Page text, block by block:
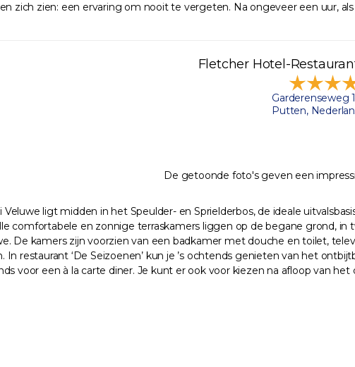
zich zien: een ervaring om nooit te vergeten. Na ongeveer een uur,
Fletcher Hotel-
Garderenseweg
Putten,
De getoonde foto's geven een
ligt midden in het Speulder- en Sprielderbos, de ideale
comfortabele en zonnige terraskamers liggen op de begane grond,
De kamers zijn voorzien van een badkamer met douche en toilet,
In restaurant ‘De Seizoenen’ kun je ’s ochtends genieten van het
voor een à la carte diner. Je kunt er ook voor kiezen na afloop van